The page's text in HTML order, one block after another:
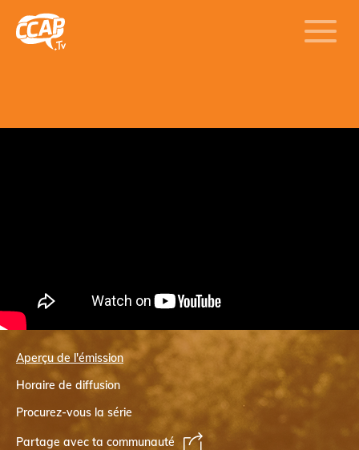
Aperçu de l'émission
Horaire de diffusion
Procurez-vous la série
Partage avec ta communauté